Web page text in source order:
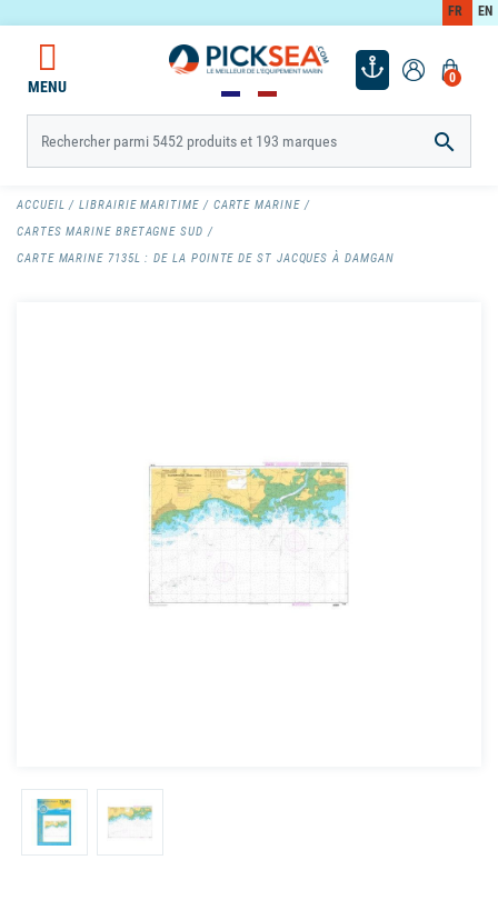
FR EN
0
MENU

ACCUEIL LIBRAIRIE MARITIME
CARTE MARINE
CARTES MARINE BRETAGNE SUD
CARTE MARINE 7135L : DE LA POINTE DE ST JACQUES À DAMGAN